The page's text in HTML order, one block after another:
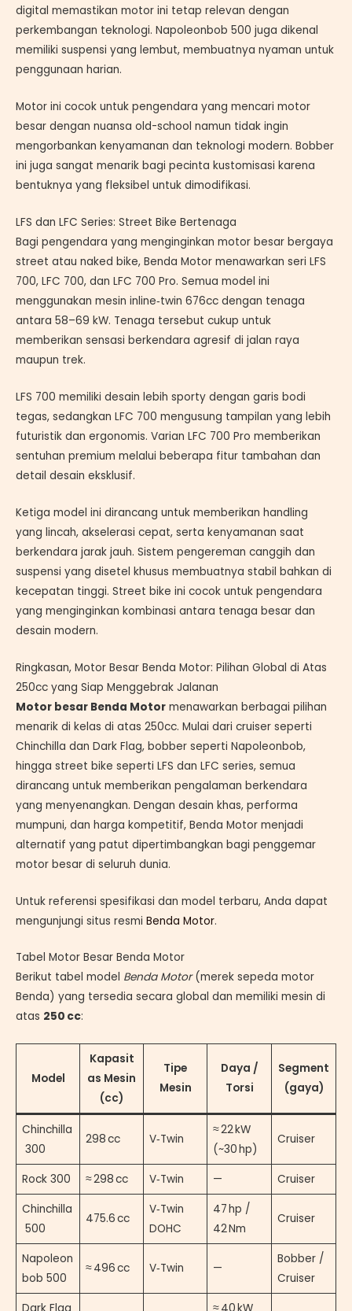
digital memastikan motor ini tetap relevan dengan
perkembangan teknologi. Napoleonbob 500 juga dikenal
memiliki suspensi yang lembut, membuatnya nyaman untuk
penggunaan harian.
Motor ini cocok untuk pengendara yang mencari motor
besar dengan nuansa old-school namun tidak ingin
mengorbankan kenyamanan dan teknologi modern. Bobber
ini juga sangat menarik bagi pecinta kustomisasi karena
bentuknya yang fleksibel untuk dimodifikasi.
LFS dan LFC Series: Street Bike Bertenaga
Bagi pengendara yang menginginkan motor besar bergaya
street atau naked bike, Benda Motor menawarkan seri LFS
700, LFC 700, dan LFC 700 Pro. Semua model ini
menggunakan mesin inline‑twin 676cc dengan tenaga
antara 58–69 kW. Tenaga tersebut cukup untuk
memberikan sensasi berkendara agresif di jalan raya
maupun trek.
LFS 700 memiliki desain lebih sporty dengan garis bodi
tegas, sedangkan LFC 700 mengusung tampilan yang lebih
futuristik dan ergonomis. Varian LFC 700 Pro memberikan
sentuhan premium melalui beberapa fitur tambahan dan
detail desain eksklusif.
Ketiga model ini dirancang untuk memberikan handling
yang lincah, akselerasi cepat, serta kenyamanan saat
berkendara jarak jauh. Sistem pengereman canggih dan
suspensi yang disetel khusus membuatnya stabil bahkan di
kecepatan tinggi. Street bike ini cocok untuk pengendara
yang menginginkan kombinasi antara tenaga besar dan
desain modern.
Ringkasan, Motor Besar Benda Motor: Pilihan Global di Atas
250cc yang Siap Menggebrak Jalanan
Motor besar Benda Motor menawarkan berbagai pilihan
menarik di kelas di atas 250cc. Mulai dari cruiser seperti
Chinchilla dan Dark Flag, bobber seperti Napoleonbob,
hingga street bike seperti LFS dan LFC series, semua
dirancang untuk memberikan pengalaman berkendara
yang menyenangkan. Dengan desain khas, performa
mumpuni, dan harga kompetitif, Benda Motor menjadi
alternatif yang patut dipertimbangkan bagi penggemar
motor besar di seluruh dunia.
Untuk referensi spesifikasi dan model terbaru, Anda dapat
mengunjungi situs resmi Benda Motor.
Tabel Motor Besar Benda Motor
Berikut tabel model Benda Motor(merek sepeda motor
Benda) yang tersedia secara global dan memiliki mesin di
atas 250 cc:
Model
Kapasit
as Mesin
(cc)
Tipe
Mesin
Daya /
Torsi
Segment
(gaya)
Chinchilla
300
298 cc V‑Twin
≈ 22 kW
(~30 hp)
Cruiser
Rock 300 ≈ 298 cc V‑Twin —
Cruiser
Chinchilla
500
475.6 cc
V‑Twin
DOHC
47 hp /
42 Nm
Cruiser
Napoleon
bob 500
≈ 496 cc V‑Twin —
Bobber /
Cruiser